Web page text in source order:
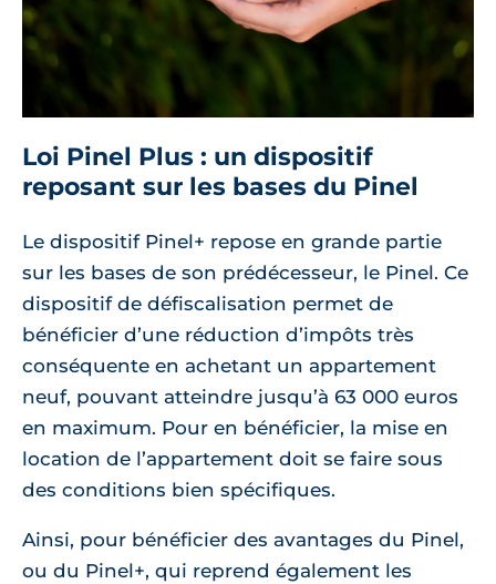
Loi Pinel Plus : un dispositif
reposant sur les bases du Pinel
Le dispositif Pinel+ repose en grande partie
sur les bases de son prédécesseur, le Pinel. Ce
dispositif de défiscalisation permet de
bénéficier d’une réduction d’impôts très
conséquente en achetant un appartement
neuf, pouvant atteindre jusqu’à 63 000 euros
en maximum. Pour en bénéficier, la mise en
location de l’appartement doit se faire sous
des conditions bien spécifiques.
Ainsi, pour bénéficier des avantages du Pinel,
ou du Pinel+, qui reprend également les